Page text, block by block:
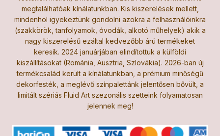
megtalálhatóak kínálatunkban. Kis kiszerelések mellett,
mindenhol igyekeztünk gondolni azokra a felhasználóinkra
(szakkörök, tanfolyamok, óvodák, alkotó műhelyek) akik a
nagy kiszerelésű ezáltal kedvezőbb árú termékeket
keresik. 2024 januárjában elindítottuk a külföldi
kiszállításokat (Románia, Ausztria, Szlovákia). 2026-ban új
termékcsalád került a kínálatunkban, a prémium minőségű
dekorfesték, a meglévő színpalettánk jelentősen bővült, a
limitált szériás Fluid Art szezonális szetteink folyamatosan
jelennek meg!